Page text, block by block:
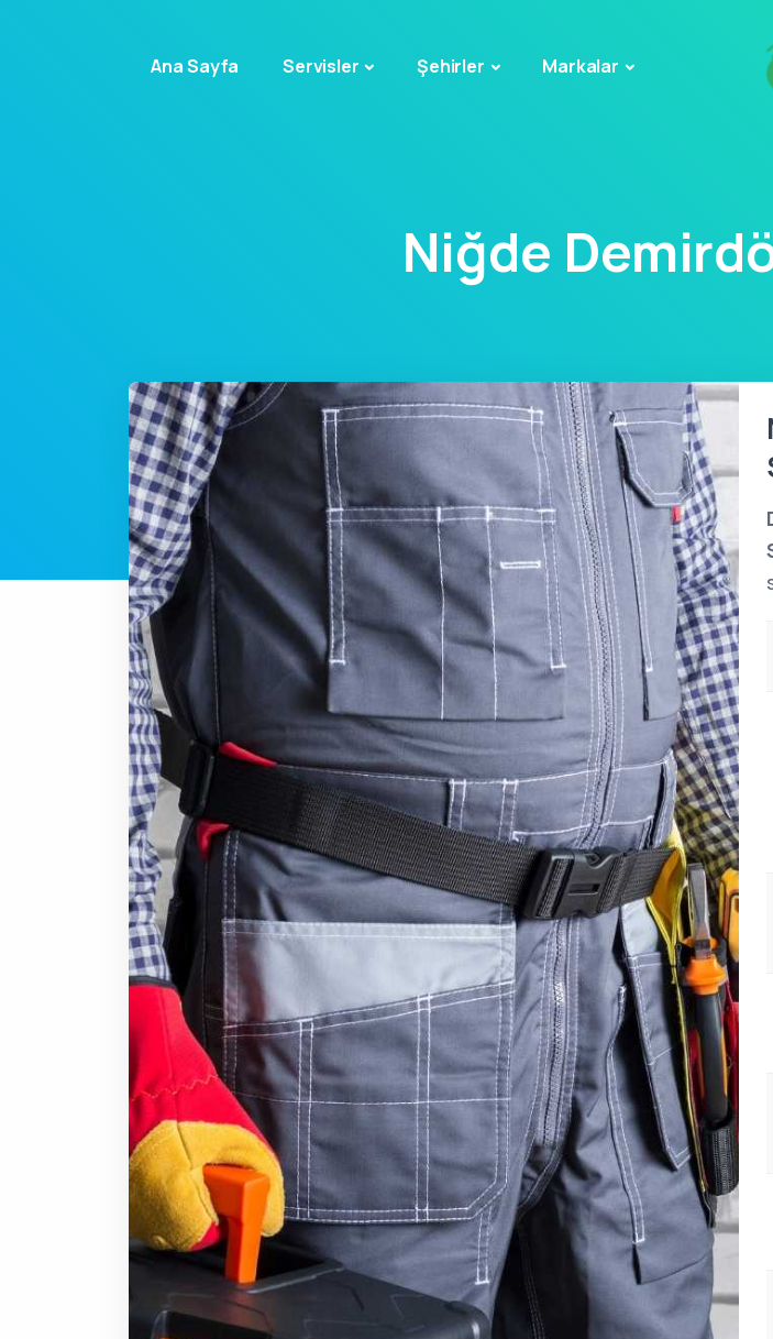
Ana Sayfa Servisler Şehirler Markalar
Niğde